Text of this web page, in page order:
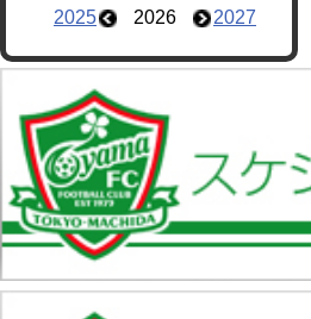
2025
2026 2027